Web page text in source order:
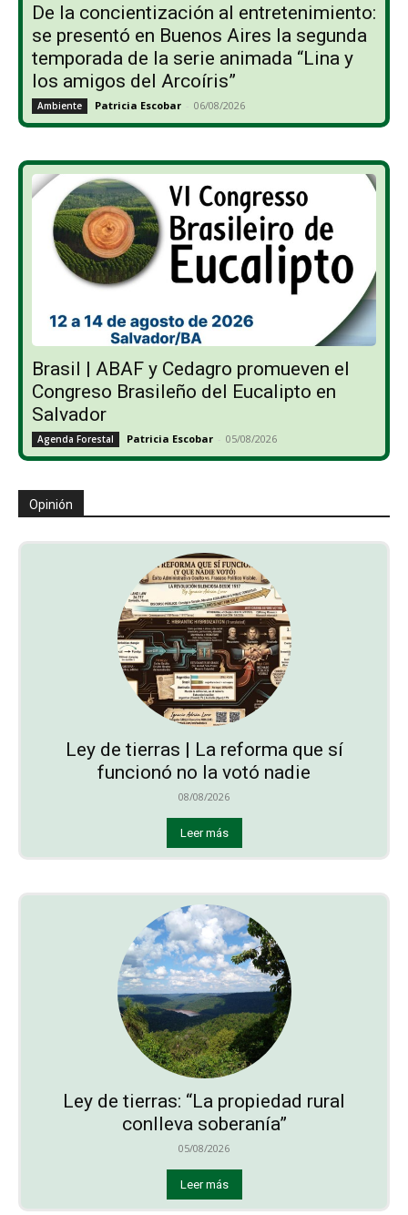
De la concientización al entretenimiento:
se presentó en Buenos Aires la segunda
temporada de la serie animada “Lina y
los amigos del Arcoíris”
Ambiente Patricia Escobar - 06/08/2026
Brasil | ABAF y Cedagro promueven el
Congreso Brasileño del Eucalipto en
Salvador
Agenda Forestal Patricia Escobar - 05/08/2026
Opinión
Ley de tierras | La reforma que sí
funcionó no la votó nadie
08/08/2026
Leer más
Ley de tierras: “La propiedad rural
conlleva soberanía”
05/08/2026
Leer más